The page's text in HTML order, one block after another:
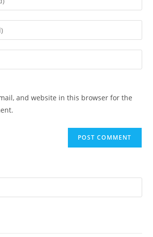
and website in this browser for the